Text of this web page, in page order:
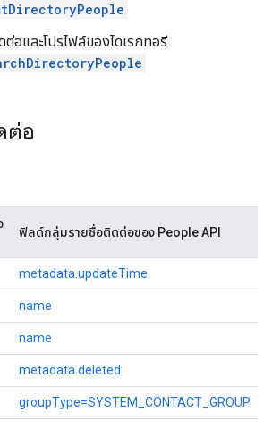
อและโปรไฟล์ของไดเรกทอรี
ต่อ
ฟิลด์กลุ่มรายชื่อติดต่อของ People API
metadata.updateTime
name
name
metadata.deleted
groupType=SYSTEM_CONTACT_GROUP